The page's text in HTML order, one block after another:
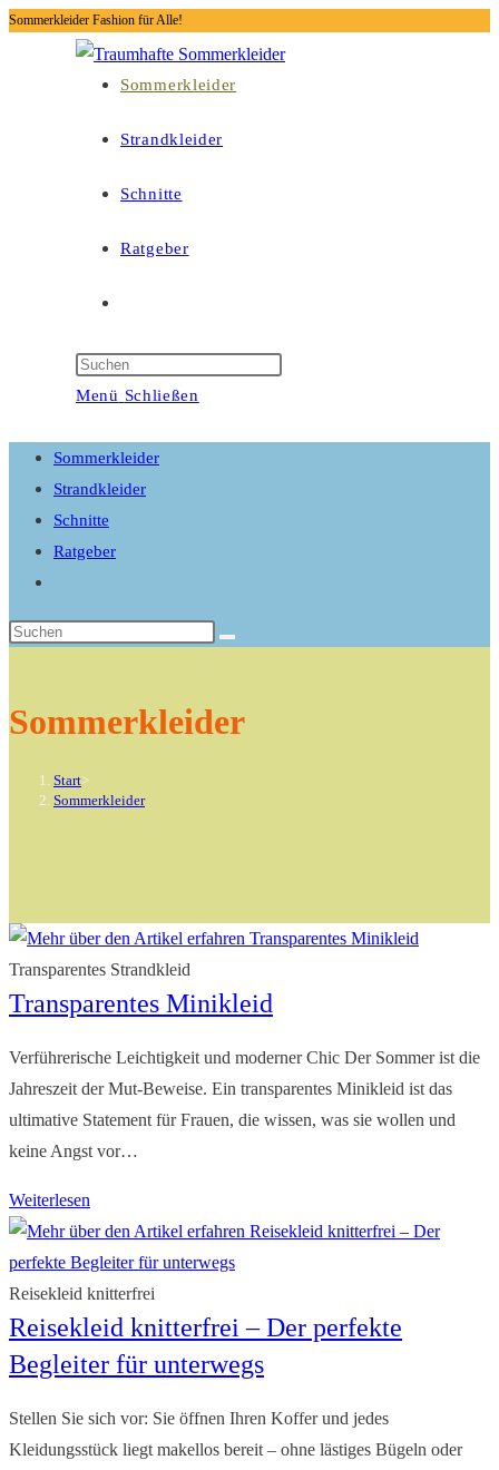
Zum
Sommerkleider Fashion für Alle!
Sommerkleider
Strandkleider
Schnitte
Ratgeber
Suche
Menü Schließen
Sommerkleider
Strandkleider
Schnitte
Ratgeber
umschalten
Diese
Sommerkleider
Start>
Sommerkleider
Transparentes Strandkleid
Transparentes Minikleid
Verführerische Leichtigkeit und moderner Chic Der Sommer ist die
Jahreszeit der Mut-Beweise. Ein transparentes Minikleid ist das
ultimative Statement für Frauen, die wissen, was sie wollen und
keine Angst vor…
Weiterlesen
Minikleid
Reisekleid knitterfrei
Reisekleid knitterfrei – Der perfekte
Begleiter für unterwegs
Stellen Sie sich vor: Sie öffnen Ihren Koffer und jedes
Kleidungsstück liegt makellos bereit – ohne lästiges Bügeln oder